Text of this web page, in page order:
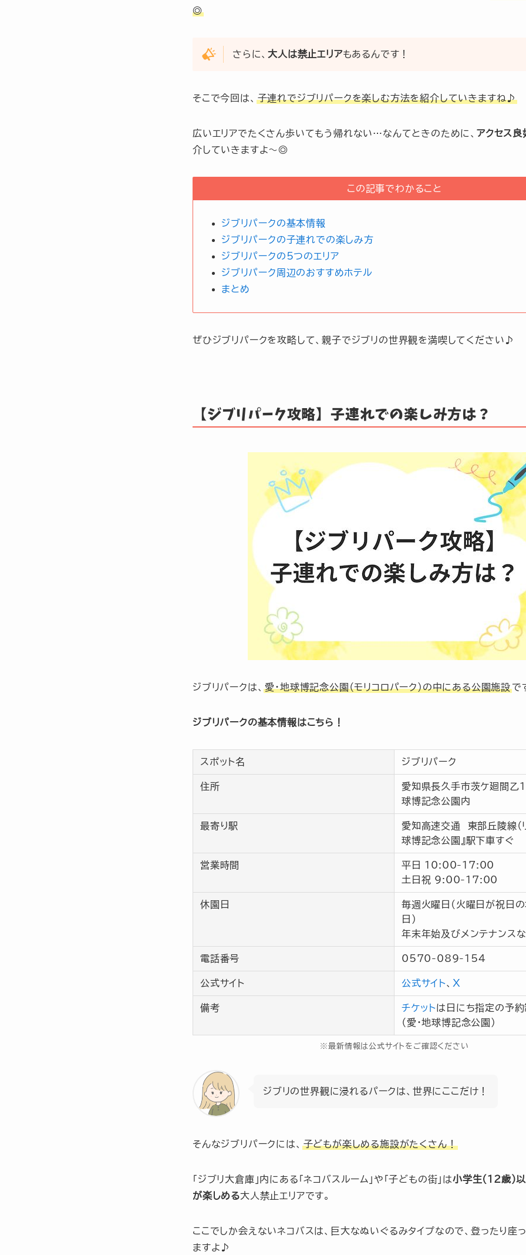
◎
さらに、大人は禁止エリアもあるんです！
そこで今回は、 子連れでジブリパークを楽しむ方法を紹介していきますね♪
広いエリアでたくさん歩いてもう帰れない…なんてときのために、 アクセス
介していきますよ〜◎
この記事でわかること
ジブリパークの基本情報
ジブリパークの子連れでの楽しみ方
ジブリパークの5つのエリア
ジブリパーク周辺のおすすめホテル
まとめ
ぜひジブリパークを攻略して、親子でジブリの世界観を満喫してください♪
【ジブリパーク攻略】子連れでの楽しみ方は？
ジブリパークは、愛・地球博記念公園（モリコロパーク）の中にある公園施設で
ジブリパークの基本情報はこちら！
スポット名 ジブリパーク
住所
愛知県長久手市茨ケ廻間
球博記念公園内
最寄り駅
愛知高速交通 東部丘陵線（リ
球博記念公園』駅下車すぐ
営業時間
平日 10:00-17:00
土日祝 9:00-17:00
休園日
毎週火曜日(火曜日が祝日
日)
年末年始及びメンテナンス
電話番号 0570-089-154
公式サイト 公式サイト、 X
備考 チケットは日にち指定の予約
（愛・地球博記念公園）
※最新情報は公式サイトをご確認ください
ジブリの世界観に浸れるパークは、世界にここだけ！
そんなジブリパークには、 子どもが楽しめる施設がたくさん！
「ジブリ大倉庫」内にある「ネコバスルーム」や「子どもの街」は小学生(12歳)以
が楽しめる大人禁止エリアです。
ここでしか会えないネコバスは、巨大なぬいぐるみタイプなので、登ったり座
ますよ♪